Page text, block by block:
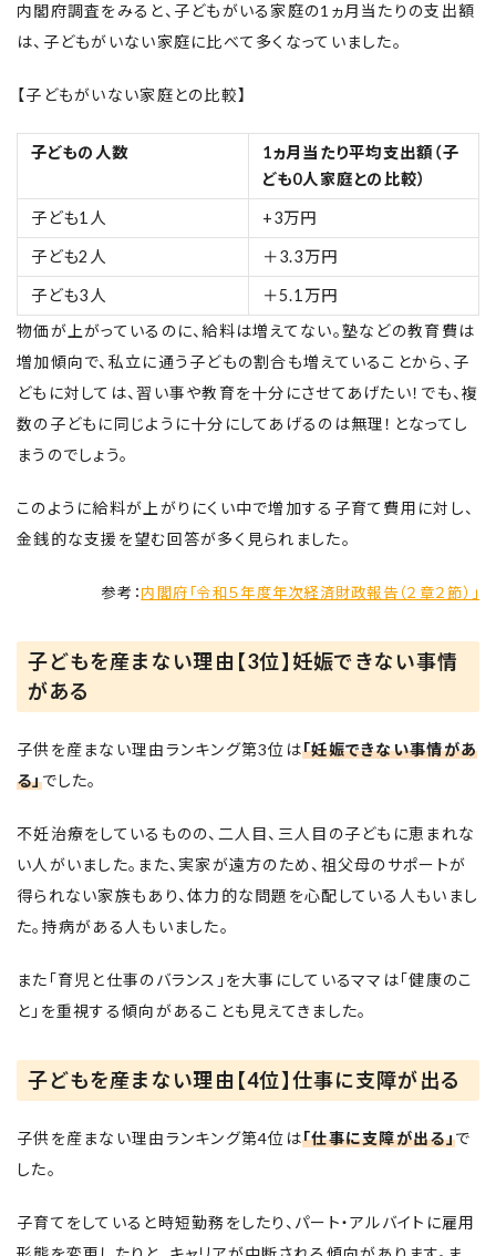
内閣府調査をみると、子どもがいる家庭の1ヵ月当たりの支出額
は、子どもがいない家庭に比べて多くなっていました。
【子どもがいない家庭との比較】
子どもの人数
1ヵ月当たり平均支出額（子
ども0人家庭との比較）
子ども1人 +3万円
子ども2人 ＋3.3万円
子ども3人
＋5.1万円
物価が上がっているのに、給料は増えてない。塾などの教育費は
増加傾向で、私立に通う子どもの割合も増えていることから、子
どもに対しては、習い事や教育を十分にさせてあげたい！でも、複
数の子どもに同じように十分にしてあげるのは無理！となってし
まうのでしょう。
このように給料が上がりにくい中で増加する子育て費用に対し、
金銭的な支援を望む回答が多く見られました。
参考：内閣府「令和５年度年次経済財政報告（２章２節）」
子どもを産まない理由【3位】妊娠できない事情
がある
子供を産まない理由ランキング第3位は「妊娠できない事情があ
る」でした。
不妊治療をしているものの、二人目、三人目の子どもに恵まれな
い人がいました。また、実家が遠方のため、祖父母のサポートが
得られない家族もあり、体力的な問題を心配している人もいまし
た。持病がある人もいました。
また「育児と仕事のバランス」を大事にしているママは「健康のこ
と」を重視する傾向があることも見えてきました。
子どもを産まない理由【4位】仕事に支障が出る
子供を産まない理由ランキング第4位は「仕事に支障が出る」で
した。
子育てをしていると時短勤務をしたり、パート・アルバイトに雇用